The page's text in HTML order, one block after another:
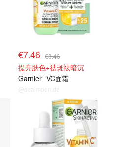
€7.46 €8.46
提亮肤色+祛斑祛暗沉
Garnier VC面霜
@dealmoon.de